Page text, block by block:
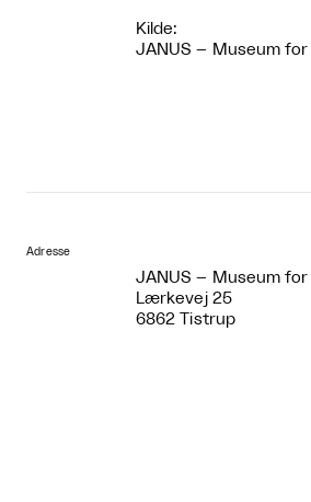
Kilde:
JANUS – Museum
Adresse
JANUS – Museum
Lærkevej 25
6862 Tistrup